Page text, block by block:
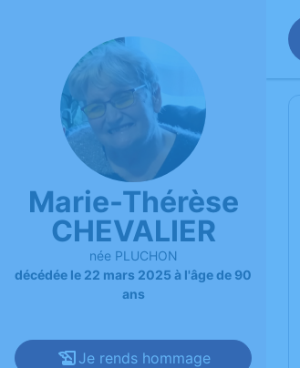
Marie-Thérèse
CHEVALIER
née PLUCHON
décédée le 22 mars 2025 à l'âge de 90
ans
Je rends hommage